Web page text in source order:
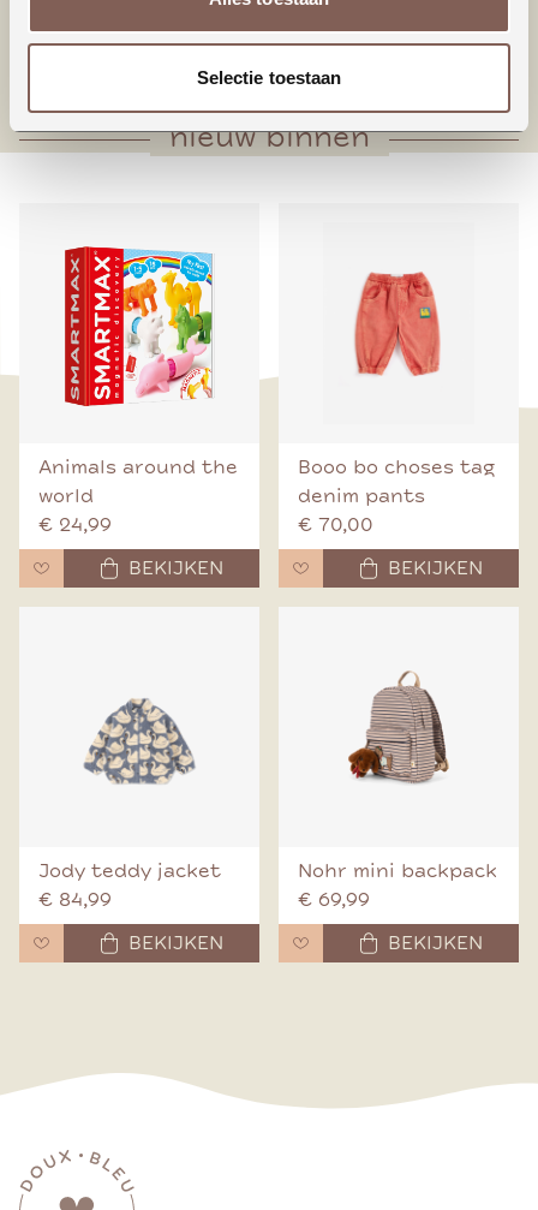
Selectie toestaan
* Houten knoop middenvoorsluiting
* Voorpand met plooien onderaan
nieuw binnen
Animals around the
world
€ 24,99
BEKIJKEN
Booo bo choses tag
denim pants
€ 70,00
BEKIJKEN
Jody teddy jacket
€ 84,99
BEKIJKEN
Nohr mini backpack
€ 69,99
BEKIJKEN